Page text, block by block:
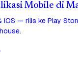
Mobile di
iOS — rilis ke Play